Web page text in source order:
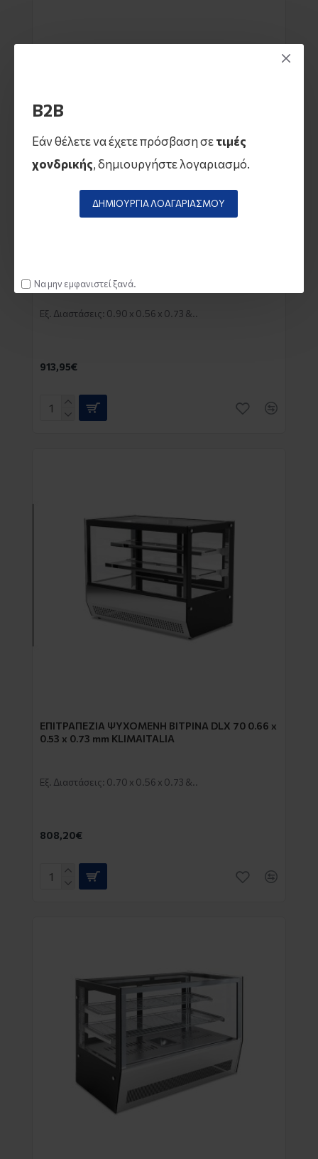
B2B
Εάν θέλετε να έχετε πρόσβαση σετιμές
χονδρικής, δημιουργήστε λογαριασμό.
ΔΗΜΙΟΥΡΓΊΑ ΛΟΑΓΑΡΙΑΣΜΟΎ
Να μην εμφανιστεί ξανά.
Εξ. Διαστάσεις: 0.90 x 0.56 x 0.73 &..
913,95€
EΠΙΤΡΑΠΕΖΙΑ ΨΥΧΟΜΕΝΗ ΒΙΤΡΙΝΑ DLX 70 0.66 x
0.53 x 0.73 mm KLIMAITALIA
Εξ. Διαστάσεις: 0.70 x 0.56 x 0.73 &..
808,20€